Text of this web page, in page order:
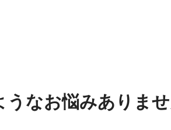
うなお悩みありま